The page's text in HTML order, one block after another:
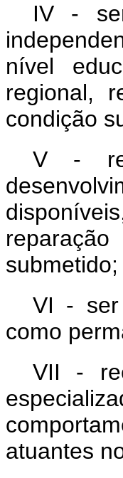
IV -
nível
regional,
condição
V -
submetido;
VI - ser
como
VII -
atuantes